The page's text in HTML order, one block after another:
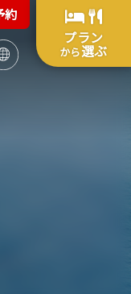
約
プラン
から選ぶ